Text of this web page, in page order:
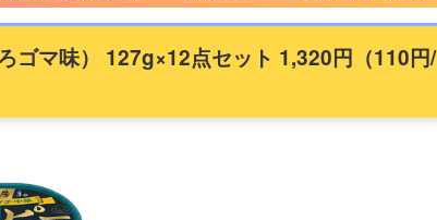
ゴマ味） 127g×12点セット 1,320円（110円/